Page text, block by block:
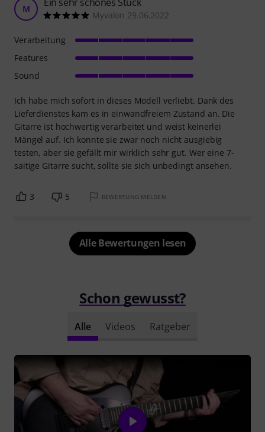
M
Myvalon 29.06.2022
Ich habe mich sofort in dieses Modell verliebt. Dank des
Lieferdienstes kam es in einwandfreiem Zustand an. Die
Gitarre ist hochwertig verarbeitet und weist keinerlei
Mängel auf. Ich konnte sie zwar noch nicht ausgiebig
testen, aber sie gefällt mir wirklich sehr gut. Wer eine 7-
saitige Gitarre sucht, sollte sie sich unbedingt ansehen.
Verarbeitung
Features
Sound
3 5 BEWERTUNG MELDEN
Alle Bewertungen lesen
Schon gewusst?
Alle Videos Ratgeber